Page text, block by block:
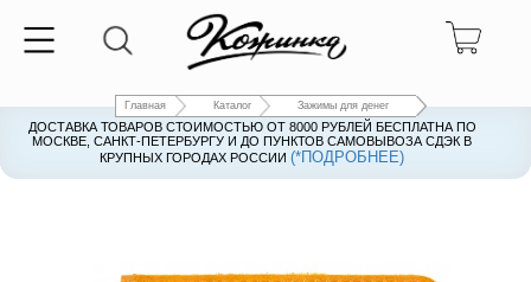
Главная Каталог Зажимы для денег
ДОСТАВКА ТОВАРОВ СТОИМОСТЬЮ ОТ 8000 РУБЛЕЙ БЕСПЛАТНА ПО
МОСКВЕ, САНКТ-ПЕТЕРБУРГУ И ДО ПУНКТОВ САМОВЫВОЗА СДЭК В
КРУПНЫХ ГОРОДАХ РОССИИ(*ПОДРОБНЕЕ)
ДОСТАВКА ТОВАРОВ СТОИМОСТЬЮ ОТ 8000 РУБЛЕЙ БЕСПЛАТНА ПО
МОСКВЕ, САНКТ-ПЕТЕРБУРГУ И ДО ПУНКТОВ САМОВЫВОЗА СДЭК В
КРУПНЫХ ГОРОДАХ РОССИИ(*ПОДРОБНЕЕ)